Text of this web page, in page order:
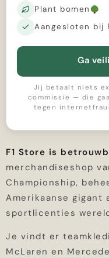
Plant bomen
Aangesloten bij
Ga
Jij betaalt niets
commissie — die
tegen
F1 Store is
merchandiseshop
Championship,
Amerikaanse gigant
sportlicenties
Je vindt er
McLaren en